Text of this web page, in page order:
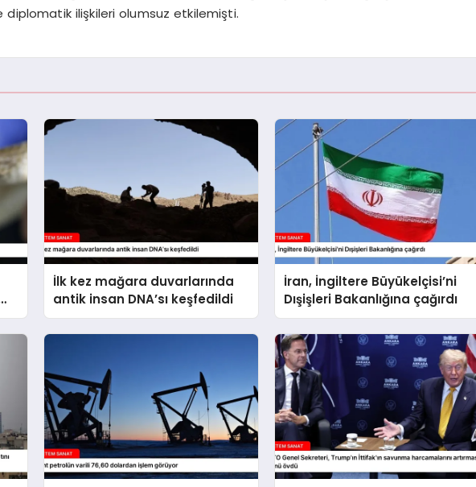
diplomatik ilişkileri olumsuz etkilemişti.
İlk kez mağara duvarlarında
antik insan DNA’sı keşfedildi
İran, İngiltere Büyükelçisi’ni
Dışişleri Bakanlığına çağırdı